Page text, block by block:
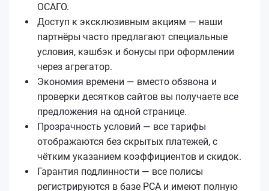
ОСАГО.
Доступ к эксклюзивным акциям — наши
партнёры часто предлагают специальные
условия, кэшбэк и бонусы при оформлении
через агрегатор.
Экономия времени — вместо обзвона и
проверки десятков сайтов вы получаете все
предложения на одной странице.
Прозрачность условий — все тарифы
отображаются без скрытых платежей, с
чётким указанием коэффициентов и скидок.
Гарантия подлинности — все полисы
регистрируются в базе РСА и имеют полную